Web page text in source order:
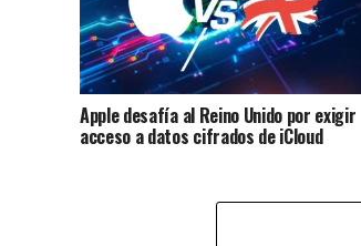
Apple desafía al Reino Unido por exigir
acceso a datos cifrados de iCloud